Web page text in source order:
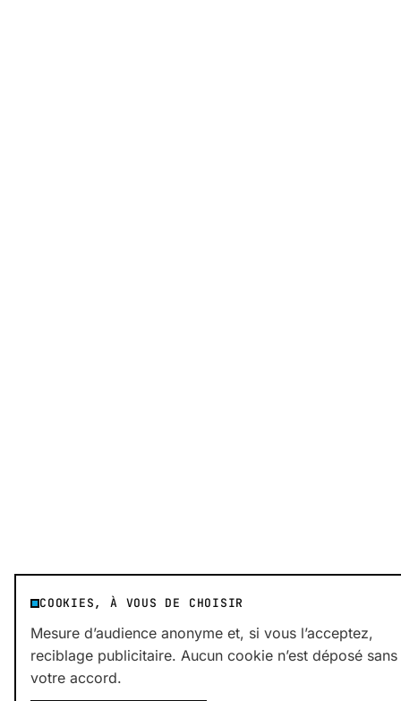
COOKIES, À VOUS DE CHOISIR
Mesure d’audience anonyme et, si vous l’acceptez,
reciblage publicitaire. Aucun cookie n’est déposé sans
votre accord.